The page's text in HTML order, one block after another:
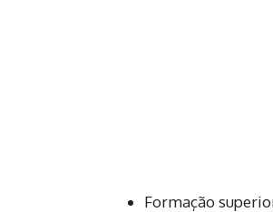
Formação